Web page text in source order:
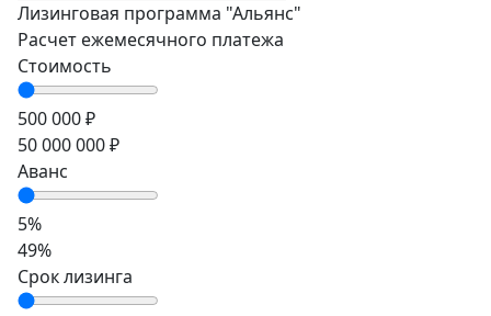
Лизинговая программа "Альянс"
Расчет ежемесячного платежа
Стоимость
500 000 ₽
50 000 000 ₽
Аванс
5%
49%
Срок лизинга